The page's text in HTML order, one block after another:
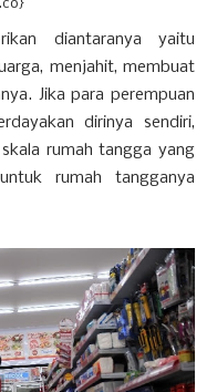
diantaranya yaitu
menjahit, membuat
Jika para perempuan
dirinya sendiri,
rumah tangga yang
rumah tangganya